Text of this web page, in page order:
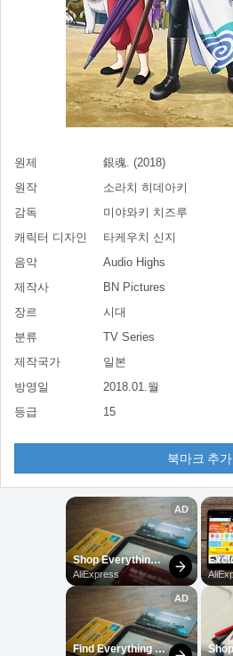
원제
銀魂. (2018)
원작
소라치 히데아키
감독
미야와키 치즈루
캐릭터 디자인
타케우치 신지
음악
Audio Highs
제작사
BN Pictures
장르
시대
분류
TV Series
제작국가
일본
방영일
2018.01.월
등급
15
북마크 추가